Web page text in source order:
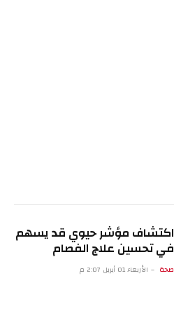
اكتشاف مؤشر حيوي قد يسهم
في تحسين علاج الفصام
صحة الأربعاء 01 أبريل 2:07 م